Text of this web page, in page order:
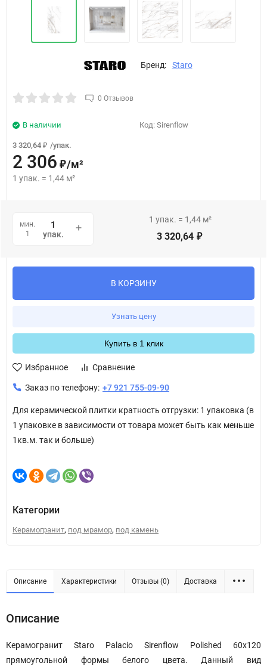
Бренд: Staro
0 Отзывов
Код: Sirenflow
В наличии
3 320,64 ₽ /упак.
2 306 ₽/м²
1 упак. = 1,44 м²
мин.
1
упак.
1 упак. = 1,44 м²
3 320,64 ₽
В КОРЗИНУ
Узнать цену
Купить в 1 клик
Избранное Сравнение
Заказ по телефону: +7 921 755-09-90
Для керамической плитки кратность отгрузки: 1 упаковка (в
1 упаковке в зависимости от товара может быть как меньше
1кв.м. так и больше)
Категории
Керамогранит, под мрамор, под камень
Описание Характеристики Отзывы (0) Доставка
Описание
Керамогранит Staro Palacio Sirenflow Polished 60x120
прямоугольной формы белого цвета. Данный вид